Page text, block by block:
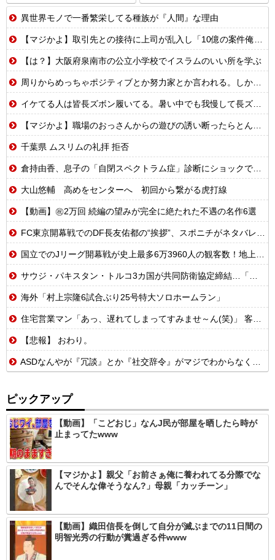
異世界モノで一番繁栄してる種族が『人間』な理由
【マジかよ】取引先との接待に上司が乱入し「10億の案件俺がもらったw残念だったな負け犬w」→取引先社長「誰だね君は…」既に契約成立していて…
【は？】大阪府泉南市の公立小学校でイスラムのいい所を学ぶ
周りからめっちゃポジティブとか努力家とか言われる。しかし私は自分で言うのもなんだけど成人するまで人生ハードモードだった・・・
イケてる人は皆長ズボン履いてる。暑い中でも我慢して長ズボン履いてる。半ズボンはモテ無い。厳しいって
【マジかよ】職場のおっさんからの遊びの誘い断ったらとんでもないこと言われたんだが
千葉県 ムスリムの礼拝 拒否
倉持由香、息子の「自閉スペクトラム症」診断にショックで涙 見逃していた乳幼児期のサインとは
大山悠輔 高めをセンターへ 初回から繋がる虎打線
【動画】㊗️2万回 続編の望みが完全に絶たれた不遇の名作6選
FC東京開幕戦でのDF長友佑都の“挨拶”、スポニチがネタバレ報道
国立でのJリーグ開幕戦が史上最多6万3960人の観客数！地上波中継＆劇的な試合展開でSNSでも話題に
サウジ・パキスタン・トルコ3カ国が共同防衛協定締結…「イスラム版NATO」指摘も！
海外「村上宗隆6試合ぶり25号特大ソロホームラン」
住宅営業マン「あっ、遅れてしまってすみませ～ん(笑)」 客「…今日、契約日ですよね？」→こうなるｗｗｗ
【悲報】 おわり。
ASDなんやが『冗談』とか『社交辞令』がマジでわからなくて怖い
ピックアップ
【動画】「こどおじ」なんJ民が部屋を晒したら時が
止まってたwww
【マジかよ】親父「お前さぁ俺に養われてる分際でな
んでそんな偉そうなん?」母親「カッチーン」
【動画】織田信長を倒して自分が滅ぶまでの11日間の
明智光秀の行動が糞過ぎる件www